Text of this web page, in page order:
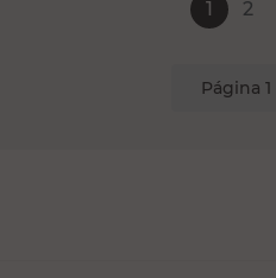
1 2
Página 1